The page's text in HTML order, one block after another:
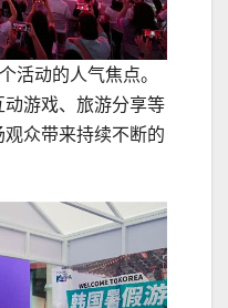
活动的人气焦点。
游戏、旅游分享等
众带来持续不断的